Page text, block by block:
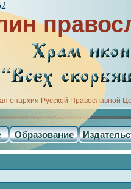
епархия Русской Православной
Образование